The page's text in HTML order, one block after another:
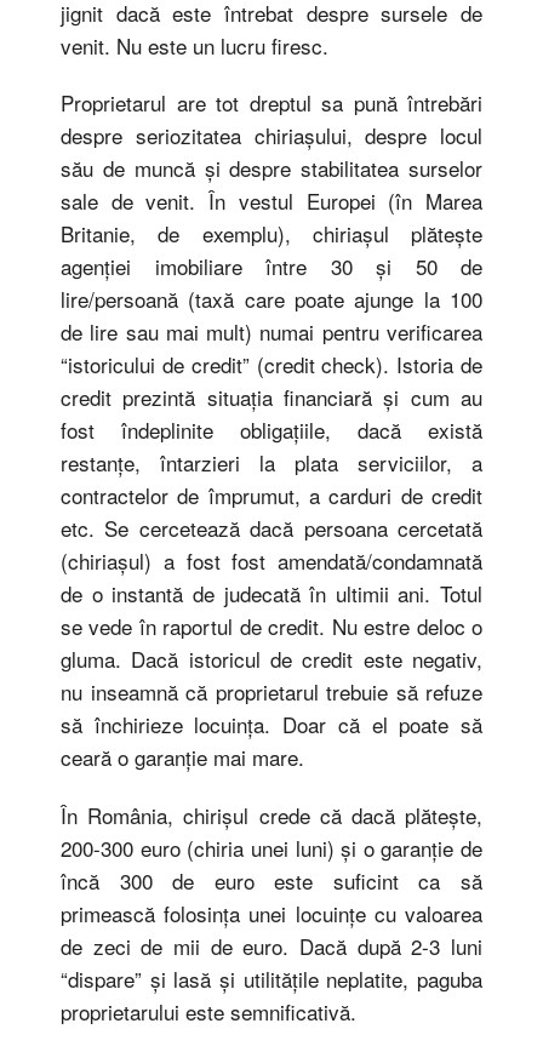
jignit dacă este întrebat despre sursele de
venit. Nu este un lucru firesc.
Proprietarul are tot dreptul sa pună întrebări
despre seriozitatea chiriaşului, despre locul
său de muncă şi despre stabilitatea surselor
sale de venit. În vestul Europei (în Marea
Britanie, de exemplu), chiriaşul plăteşte
agenţiei imobiliare între 30 şi 50 de
lire/persoană (taxă care poate ajunge la 100
de lire sau mai mult) numai pentru verificarea
“istoricului de credit” (credit check). Istoria de
credit prezintă situaţia financiară şi cum au
fost îndeplinite obligaţiile, dacă există
restanţe, întarzieri la plata serviciilor, a
contractelor de împrumut, a carduri de credit
etc. Se cercetează dacă persoana cercetată
(chiriaşul) a fost fost amendată/condamnată
de o instantă de judecată în ultimii ani. Totul
se vede în raportul de credit. Nu estre deloc o
gluma. Dacă istoricul de credit este negativ,
nu inseamnă că proprietarul trebuie să refuze
să închirieze locuinţa. Doar că el poate să
ceară o garanţie mai mare.
În România, chirişul crede că dacă plăteşte,
200-300 euro (chiria unei luni) şi o garanţie de
încă 300 de euro este suficint ca să
primească folosinţa unei locuinţe cu valoarea
de zeci de mii de euro. Dacă după 2-3 luni
“dispare” şi lasă şi utilităţile neplatite, paguba
proprietarului este semnificativă.